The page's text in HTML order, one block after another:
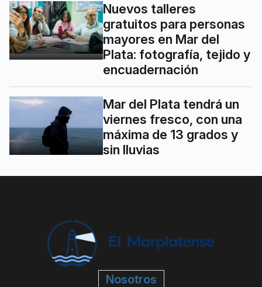
Nuevos talleres
gratuitos para personas
mayores en Mar del
Plata: fotografía, tejido y
encuadernación
Mar del Plata tendrá un
viernes fresco, con una
máxima de 13 grados y
sin lluvias
Nosotros